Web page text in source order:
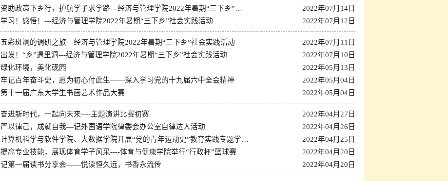
资助政策下乡行，护航学子求学路---经济与管理学院2022年暑期“三下乡”… 2022年07月14日
学习！感悟！---经济与管理学院2022年暑期“三下乡”社会实践活动 2022年07月12日
五彩斑斓的调研之旅---经济与管理学院2022年暑期“三下乡”社会实践活动 2022年07月11日
出发！“乡”遇里洞---经济与管理学院2022年暑期“三下乡”社会实践活动 2022年07月10日
绿化环境，美化砚园 2022年05月13日
牢记百年奋斗史，愿为初心付此生——深入学习党的十九届六中全会精神 2022年05月04日
第十一届广东大学生书画艺术作品大赛 2022年05月04日
奋进新时代，一起向未来----主题演讲比赛初赛 2022年04月27日
严以律己，成就自我—记外国语学院律委会办公室自律达人活动 2022年04月26日
计算机科学与软件学院、大数据学院开展“党的青年运动史”教育实践专题学… 2022年04月25日
提高专业技能，展现体育学子风采----体育与健康学院举行“行政杯”篮球赛 2022年04月20日
记第一届读书分享会——悦读恒久远，书香永流传 2022年04月20日